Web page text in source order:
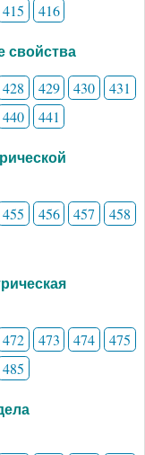
415 416
свойства
428 429 430
431
440 441
455 456 457
458
472 473 474
475
485